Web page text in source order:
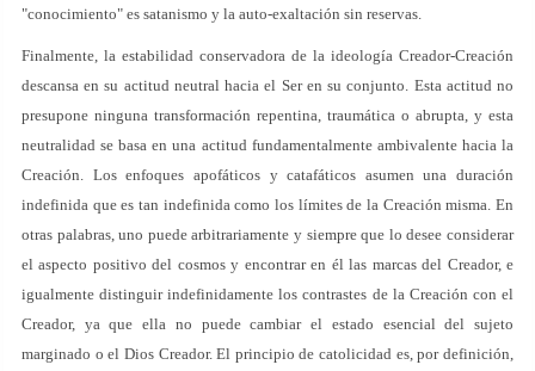
"conocimiento" es satanismo y la auto-exaltación sin reservas.
Finalmente, la estabilidad conservadora de la ideología Creador-Creación
descansa en su actitud neutral hacia el Ser en su conjunto. Esta actitud no
presupone ninguna transformación repentina, traumática o abrupta, y esta
neutralidad se basa en una actitud fundamentalmente ambivalente hacia la
Creación. Los enfoques apofáticos y catafáticos asumen una duración
indefinida que es tan indefinida como los límites de la Creación misma. En
otras palabras, uno puede arbitrariamente y siempre que lo desee considerar
el aspecto positivo del cosmos y encontrar en él las marcas del Creador, e
igualmente distinguir indefinidamente los contrastes de la Creación con el
Creador, ya que ella no puede cambiar el estado esencial del sujeto
marginado o el Dios Creador. El principio de catolicidad es, por definición,